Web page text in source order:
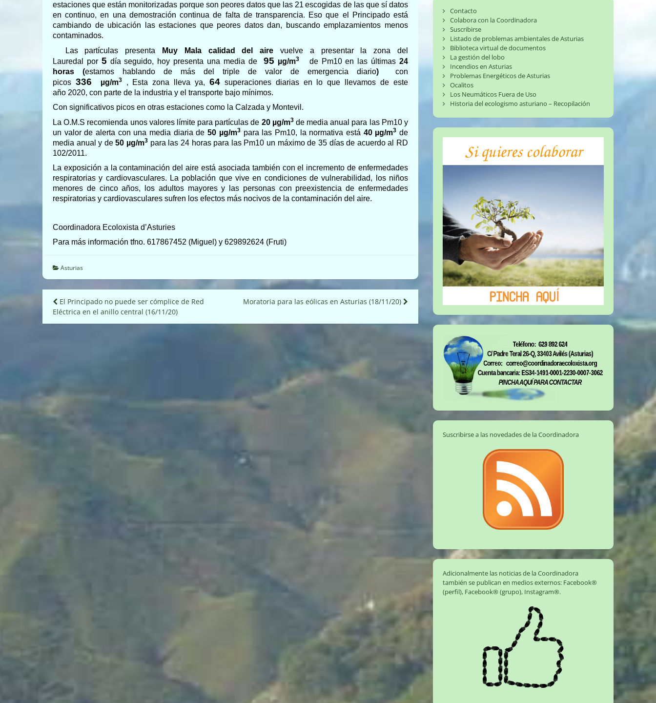
estaciones que están monitorizadas porque son peores datos que las 21 escogidas de las que sí datos
en continuo, en una demostración continua de falta de transparencia. Eso que el Principado está
cambiando de ubicación las estaciones que peores datos dan, buscando emplazamientos menos
contaminados.
Las partículas presenta Muy Mala calidad del aire vuelve a presentar la zona del
Lauredal por 5 díaseguido, hoy presenta una media de 95 µg/m3 de Pm10 en las últimas24
horas (estamos hablando de más del triple de valor de emergencia diario)
con
picos 336 µg/m3, Esta zona lleva ya, 64superaciones diarias en lo que llevamos de este
año 2020, con parte de la industria y el transporte bajo mínimos.
Con significativos picos en otras estaciones como la Calzada y Montevil.
La O.M.S recomienda unos valores límite para partículas de 20 µg/m3de media anual para las Pm10 y
un valor de alerta con una media diaria de50 µg/m3para las Pm10, la normativa está 40 µg/m3 de
media anual y de50 µg/m3 para las 24 horas para las Pm10 un máximo de 35 días de acuerdo al RD
102/2011.
La exposición a la contaminación del aire está asociada también con el incremento de enfermedades
respiratorias y cardiovasculares. La población que vive en condiciones de vulnerabilidad, los niños
menores de cinco años, los adultos mayores y las personas con preexistencia de enfermedades
respiratorias y cardiovasculares sufren los efectos más nocivos de la contaminación del aire.
Coordinadora Ecoloxista d’Asturies
Para más información tfno. 617867452 (Miguel) y 629892624 (Fruti)
Asturias
Navegación
de
El Principado no puede ser cómplice de Red
Eléctrica en el anillo central (16/11/20)
Moratoria para las eólicas en Asturias (18/11/20)
Contacto
Colabora con la Coordinadora
Suscribirse
Listado de problemas ambientales de Asturias
Biblioteca virtual de documentos
La gestión del lobo
Incendios en Asturias
Problemas Energéticos de Asturias
Ocalitos
Los Neumáticos Fuera de Uso
Historia del ecologismo asturiano – Recopilación
Suscribirse a las novedades de la Coordinadora
Adicionalmente las noticias de la Coordinadora
también se publican en medios externos: Facebook®
(perfil), Facebook® (grupo), Instagram®.